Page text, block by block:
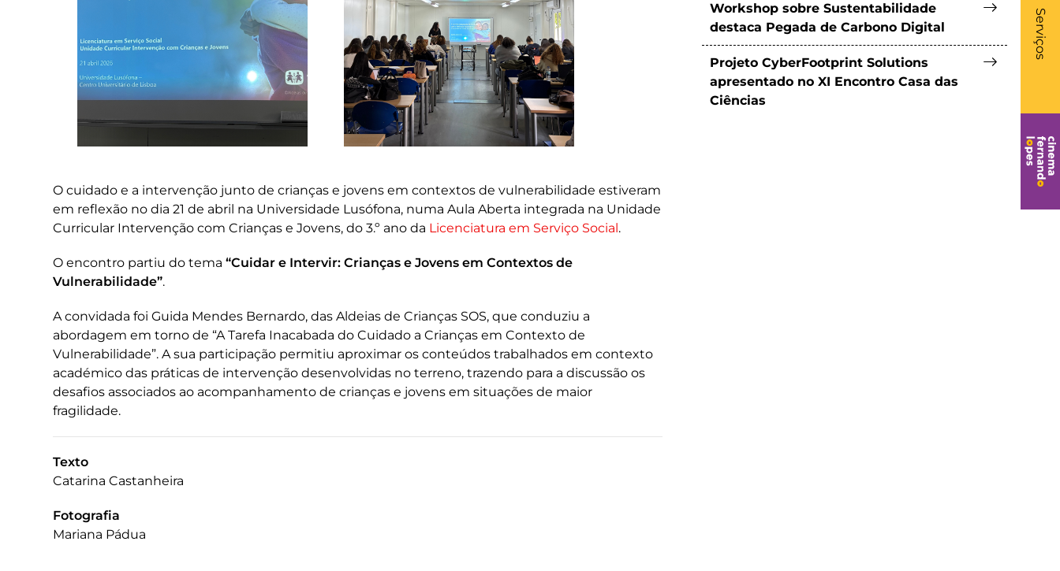
Serviços
-
O cuidado e a intervenção junto de crianças e jovens em contextos de vulnerabilidade estiveram
em reflexão no dia 21 de abril na Universidade Lusófona, numa Aula Aberta integrada na Unidade
Curricular Intervenção com Crianças e Jovens, do 3.º ano da Licenciatura em Serviço Social .
O encontro partiu do tema “Cuidar e Intervir: Crianças e Jovens em Contextos de
Vulnerabilidade”.
A convidada foi Guida Mendes Bernardo, das Aldeias de Crianças SOS, que conduziu a
abordagem em torno de “A Tarefa Inacabada do Cuidado a Crianças em Contexto de
Vulnerabilidade”. A sua participação permitiu aproximar os conteúdos trabalhados em contexto
académico das práticas de intervenção desenvolvidas no terreno, trazendo para a discussão os
desafios associados ao acompanhamento de crianças e jovens em situações de maior
fragilidade.
Texto
Catarina Castanheira
Fotografia
Mariana Pádua
Workshop sobre Sustentabilidade
destaca Pegada de Carbono Digital
Projeto CyberFootprint Solutions
apresentado no XI Encontro Casa das
Ciências